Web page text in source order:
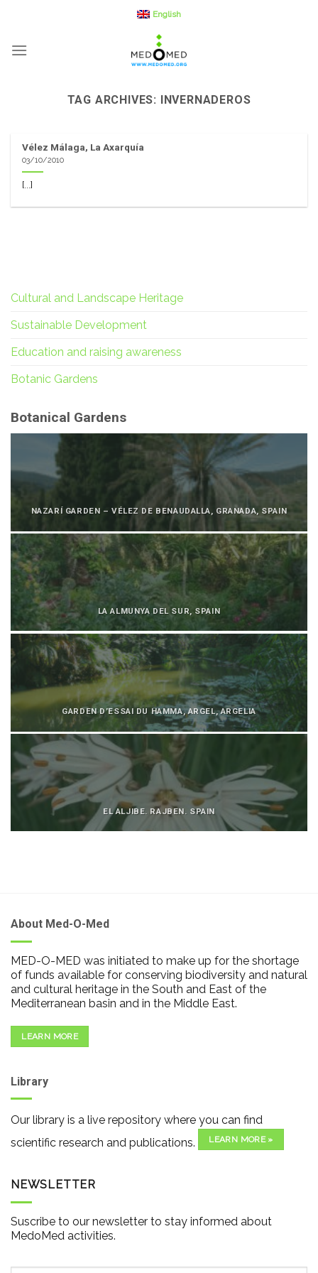
content
English
TAG ARCHIVES: INVERNADEROS
Vélez Málaga, La Axarquía
03/10/2010
[...]
Cultural and Landscape Heritage
Sustainable Development
Education and raising awareness
Botanic Gardens
Botanical Gardens
NAZARÍ GARDEN – VÉLEZ DE BENAUDALLA, GRANADA, SPAIN
LA ALMUNYA DEL SUR, SPAIN
GARDEN D’ESSAI DU HAMMA, ARGEL, ARGELIA
EL ALJIBE. RAJBEN. SPAIN
About Med-O-Med
MED-O-MED was initiated to make up for the shortage
of funds available for conserving biodiversity and natural
and cultural heritage in the South and East of the
Mediterranean basin and in the Middle East.
LEARN MORE
Library
Our library is a live repository where you can find
scientific research and publications.
LEARN MORE »
NEWSLETTER
Suscribe to our newsletter to stay informed about
MedoMed activities.
Email *